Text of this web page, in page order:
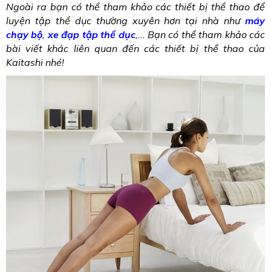
Ngoài ra bạn có thể tham khảo các thiết bị thể thao để
luyện tập thể dục thường xuyên hơn tại nhà như máy
chạy bộ,xe đạp tập thể dục,... Bạn có thể tham khảo các
bài viết khác liên quan đến các thiết bị thể thao của
Kaitashi nhé!